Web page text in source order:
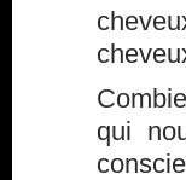
qui